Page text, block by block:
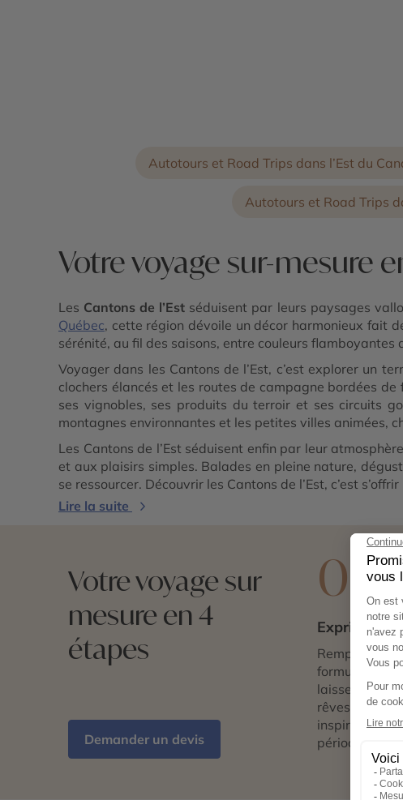
Autotours et Road Trips dans l’Est du
Autotours et Road Trips
Votre voyage sur-mesure
Les Cantons de l’Est séduisent par leurs paysages
Québec, cette région dévoile un décor harmonieux fait
sérénité, au fil des saisons, entre couleurs
Voyager dans les Cantons de l’Est, c’est explorer un
clochers élancés et les routes de campagne bordées
ses vignobles, ses produits du terroir et ses circuits
montagnes environnantes et les petites villes animées,
Les Cantons de l’Est séduisent enfin par leur
et aux plaisirs simples. Balades en pleine nature,
se ressourcer. Découvrir les Cantons de l’Est, c’est
Lire la suite
Votre voyage sur
mesure en 4
étapes
Demander un devis
01
Exprimez
Remplissez
formulaire en
laissez libre
rêves de
inspirations,
période